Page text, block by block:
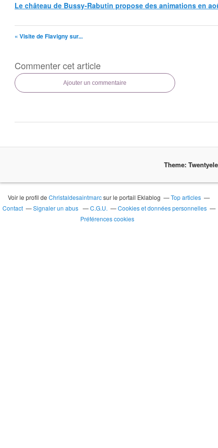
Le château de Bussy-Rabutin propose des animations en
« Visite de Flavigny sur...
Commenter cet article
Ajouter un commentaire
Theme:
Voir le profil deChristaldesaintmarcsur le portail Eklablog
Top articles
Contact
Signaler un abus C.G.U.
Cookies et données personnelles
Préférences cookies